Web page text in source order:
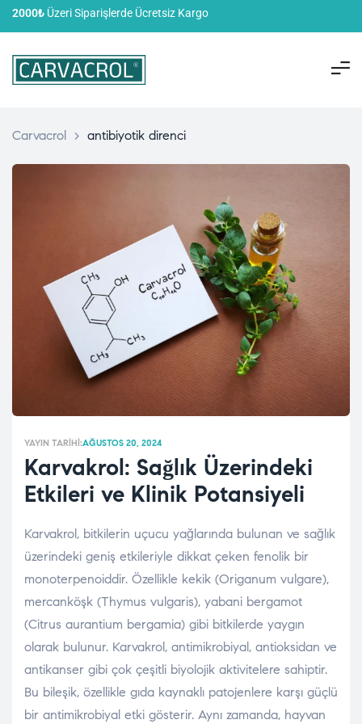
2000₺ Üzeri Siparişlerde Ücretsiz Kargo
Carvacrol > antibiyotik direnci
YAYIN TARIHI:AĞUSTOS 20, 2024
Karvakrol: Sağlık Üzerindeki
Etkileri ve Klinik Potansiyeli
Karvakrol, bitkilerin uçucu yağlarında bulunan ve sağlık
üzerindeki geniş etkileriyle dikkat çeken fenolik bir
monoterpenoiddir. Özellikle kekik (Origanum vulgare),
mercanköşk (Thymus vulgaris), yabani bergamot
(Citrus aurantium bergamia) gibi bitkilerde yaygın
olarak bulunur. Karvakrol, antimikrobiyal, antioksidan ve
antikanser gibi çok çeşitli biyolojik aktivitelere sahiptir.
Bu bileşik, özellikle gıda kaynaklı patojenlere karşı güçlü
bir antimikrobiyal etki gösterir. Aynı zamanda, hayvan